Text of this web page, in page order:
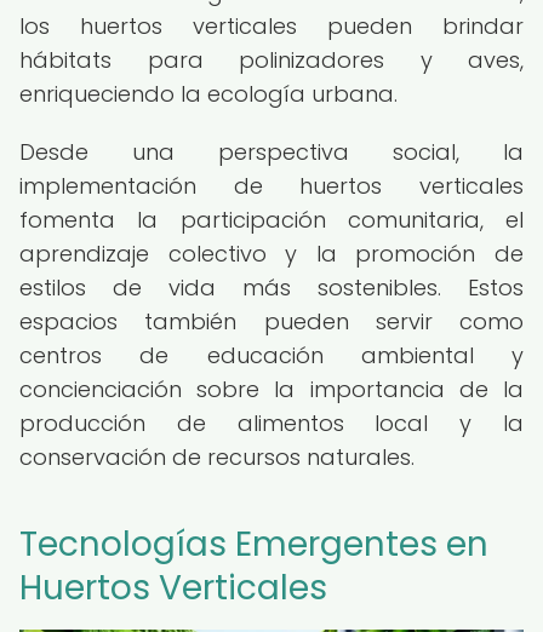
los huertos verticales pueden brindar
hábitats para polinizadores y aves,
enriqueciendo la ecología urbana.
Desde una perspectiva social, la
implementación de huertos verticales
fomenta la participación comunitaria, el
aprendizaje colectivo y la promoción de
estilos de vida más sostenibles. Estos
espacios también pueden servir como
centros de educación ambiental y
concienciación sobre la importancia de la
producción de alimentos local y la
conservación de recursos naturales.
Tecnologías Emergentes en
Huertos Verticales